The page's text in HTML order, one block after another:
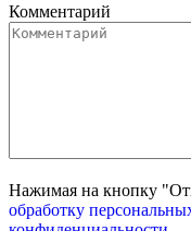
Комментарий
Нажимая на кнопку
обработку